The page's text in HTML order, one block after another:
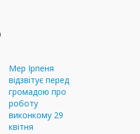
Мер Ірпеня
відзвітує перед
громадою про
роботу
виконкому 29
квітня